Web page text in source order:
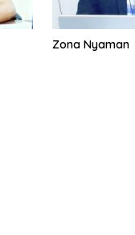
Zona Nyaman